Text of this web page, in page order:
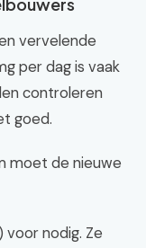
vervelende
per dag is vaak
controleren
goed.
moet de nieuwe
voor nodig. Ze